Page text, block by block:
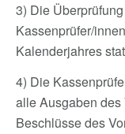
3) Die
Kassenprüfer/
Kalenderjahres
4) Die
alle Ausgaben
Beschlüsse des